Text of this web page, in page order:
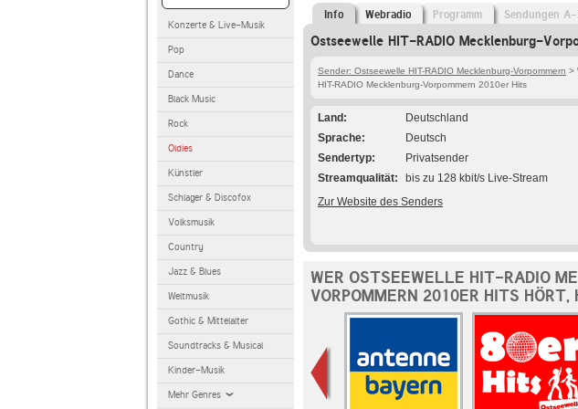
Konzerte & Live-Musik
Pop
Dance
Black Music
Rock
Oldies
Künstler
Schlager & Discofox
Volksmusik
Country
Jazz & Blues
Weltmusik
Gothic & Mittelalter
Soundtracks & Musical
Kinder-Musik
Mehr Genres
Info Webradio Programm Sendungen
Ostseewelle HIT-RADIO Mecklenburg-
Sender: Ostseewelle HIT-RADIO Mecklenburg-Vorpommern >
HIT-RADIO Mecklenburg-Vorpommern 2010er Hits
Land
Deutschland
Sprache
Deutsch
Sendertyp
Privatsender
Streamqualität
bis zu 128 kbit/s Live-Stream
Zur Website des Senders
WER OSTSEEWELLE HIT-RADIO
VORPOMMERN 2010ER HITS HÖRT,